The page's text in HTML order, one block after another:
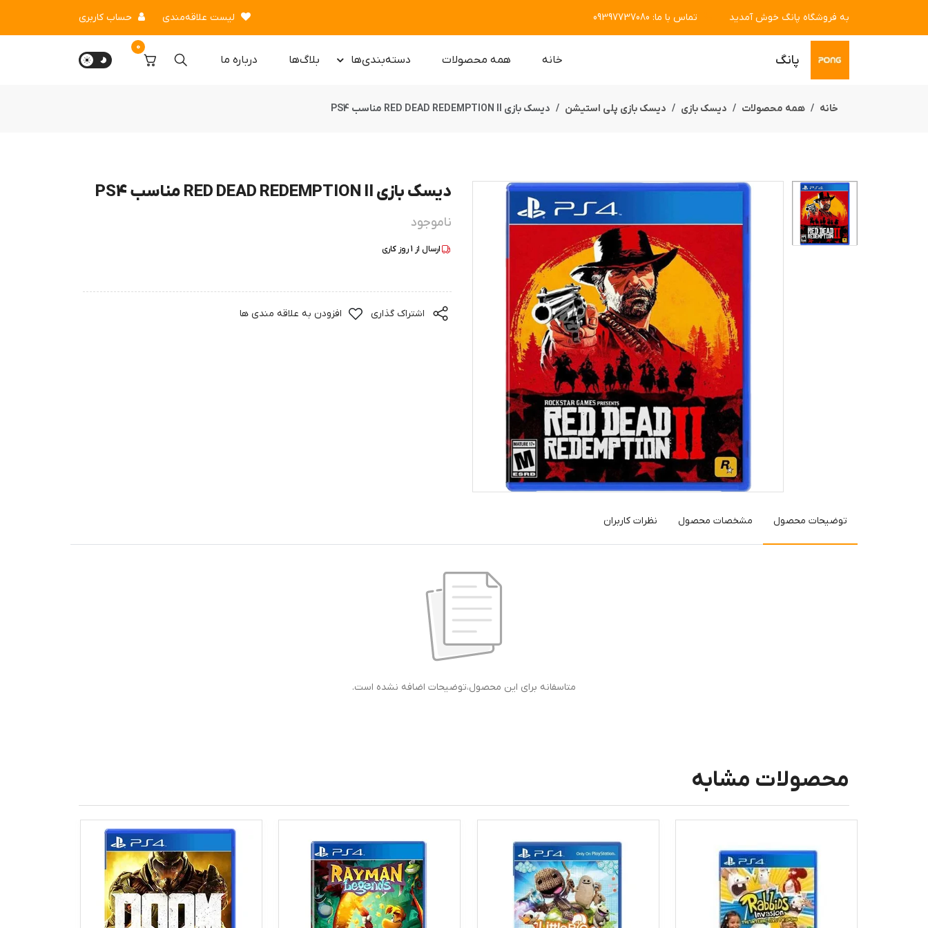
به فروشگاه پانگ خوش آمدید تماس با ما:
09397737080 لیست علاقه‌مندی حساب کاربری
پانگ خانه همه محصولات دسته‌بندی‌ها بلاگ‌ها درباره‌ ما
0
خانه همه محصولات دیسک بازی دیسک بازی پلی استیشن دیسک بازی RED DEAD REDEMPTION II مناسب PS4
دیسک بازی RED DEAD REDEMPTION II مناسب PS4
ناموجود
ارسال از 1روز کاری
اشتراک گذاری افزودن به علاقه مندی ها
توضیحات محصول مشخصات محصول نظرات کاربران
متاسفانه برای این محصول،توضیحات اضافه نشده است.
محصولات مشابه